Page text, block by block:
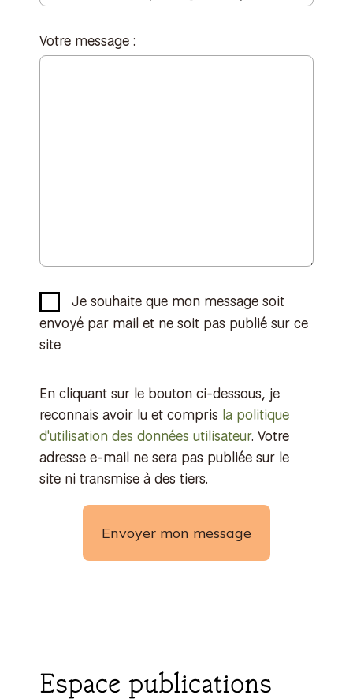
Votre message :
Je souhaite que mon message soit
envoyé par mail et ne soit pas publié sur ce
site
En cliquant sur le bouton ci-dessous, je
reconnais avoir lu et compris la politique
d'utilisation des données utilisateur. Votre
adresse e-mail ne sera pas publiée sur le
site ni transmise à des tiers.
Espace publications